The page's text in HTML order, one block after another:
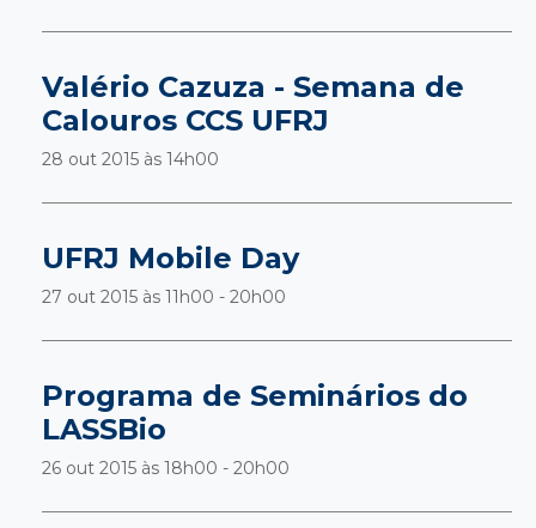
Valério Cazuza - Semana de
Calouros CCS UFRJ
28 out 2015 às 14h00
UFRJ Mobile Day
27 out 2015 às 11h00 - 20h00
Programa de Seminários do
LASSBio
26 out 2015 às 18h00 - 20h00